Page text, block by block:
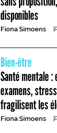
disponibles
Fiona Simoens
Bien-être
Santé mentale
examens,
fragilisent les
Fiona Simoens